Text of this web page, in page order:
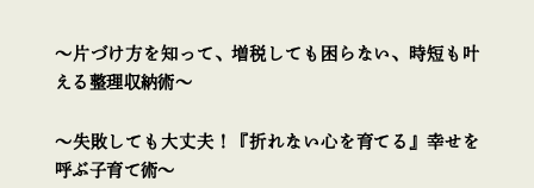
～片づけ方を知って、増税しても困らない、時短も叶
える整理収納術～
～失敗しても大丈夫！『折れない心を育てる』幸せを
呼ぶ子育て術～